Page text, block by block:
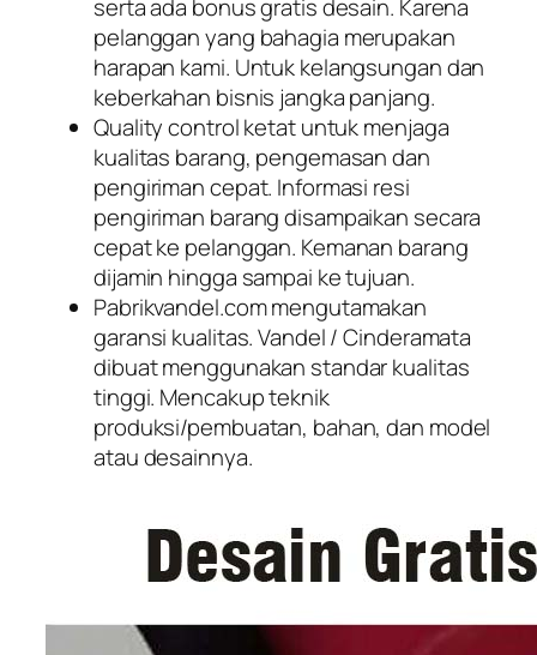
serta ada bonus gratis desain. Karena
pelanggan yang bahagia merupakan
harapan kami. Untuk kelangsungan dan
keberkahan bisnis jangka panjang.
Quality control ketat untuk menjaga
kualitas barang, pengemasan dan
pengiriman cepat. Informasi resi
pengiriman barang disampaikan secara
cepat ke pelanggan. Kemanan barang
dijamin hingga sampai ke tujuan.
Pabrikvandel.com mengutamakan
garansi kualitas. Vandel / Cinderamata
dibuat menggunakan standar kualitas
tinggi. Mencakup teknik
produksi/pembuatan, bahan, dan model
atau desainnya.